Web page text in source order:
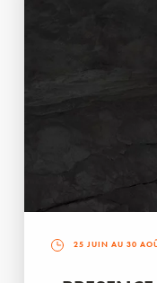
25 JUIN AU 30